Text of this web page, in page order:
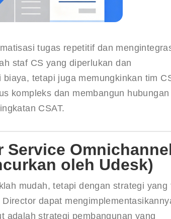
tugas repetitif dan
staf CS yang diperlukan dan
tetapi juga memungkinkan tim
kompleks dan membangun
CSAT.
Service
oleh Udesk)
mudah, tetapi dengan strategi
dapat
adalah strategi pembangunan yang